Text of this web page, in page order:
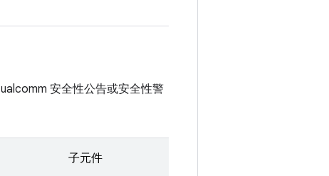
安全性公告或安全性警
子元件